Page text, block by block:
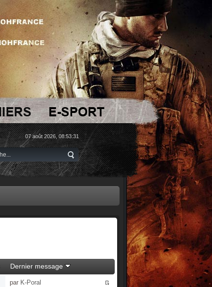
07 août 2026, 08:53:31
Dernier message
par K-Poral